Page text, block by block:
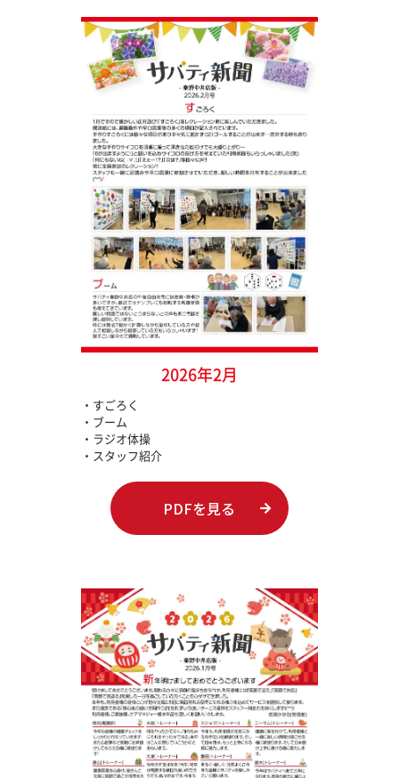
2026年2月
・すごろく
・ブーム
・ラジオ体操
・スタッフ紹介
PDFを見る